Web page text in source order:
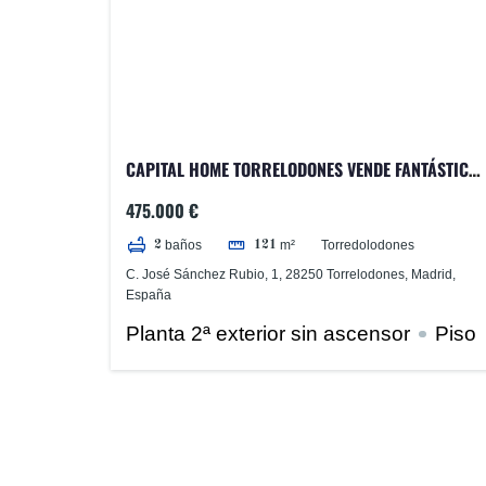
CAPITAL HOME TORRELODONES VENDE FANTÁSTICO
CENTRO DEL PUEBLO.
475.000 €
2 baños 121 m²
Torredolodones
C. José Sánchez Rubio, 1, 28250 Torrelodones, Madrid,
España
Planta 2ª exterior sin ascensor Piso